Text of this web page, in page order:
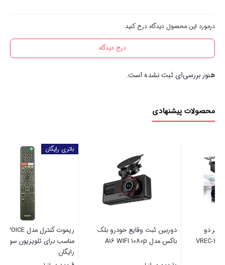
درمورد این محصول دیدگاه درج کنید.
درج دیدگاه
هنوز بررسی‌ای ثبت نشده است.
محصولات پیشنهادی
ریموت کنترل مدل TX500P VOICE
مناسب برای تلویزیون سونی + باتری
مودم فیبر نوری دوبانده هوآوی
EG8247W5